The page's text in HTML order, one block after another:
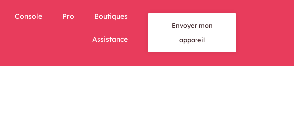
Console Pro Boutiques
Assistance
Envoyer mon
appareil